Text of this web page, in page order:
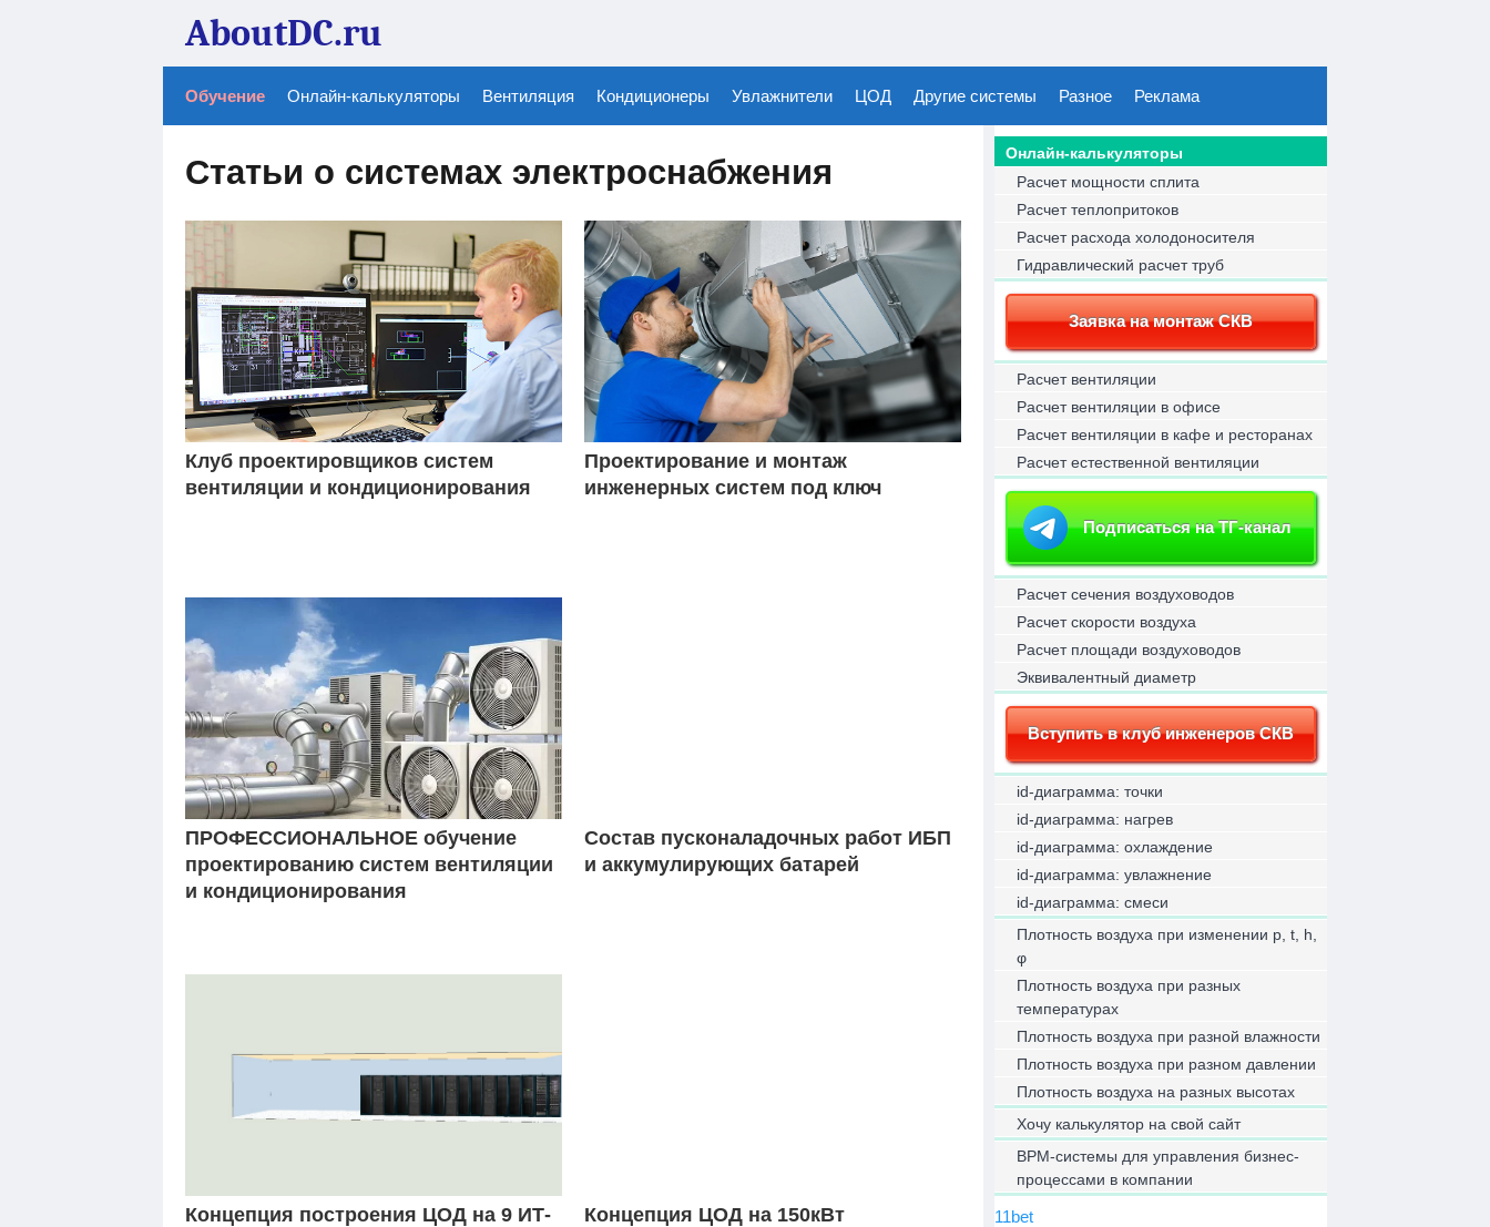
AboutDC.ru
Обучение Онлайн-калькуляторы Вентиляция Кондиционеры Увлажнители ЦОД Другие системы Разное Реклама
Статьи о системах электроснабжения
Клуб проектировщиков систем
вентиляции и кондиционирования
Проектирование и монтаж
инженерных систем под ключ
ПРОФЕССИОНАЛЬНОЕ обучение
проектированию систем вентиляции
и кондиционирования
Состав пусконаладочных работ ИБП
и аккумулирующих батарей
Концепция построения ЦОД на 9 ИТ-
Концепция ЦОД на 150кВт
Онлайн-калькуляторы
Расчет мощности сплита
Расчет теплопритоков
Расчет расхода холодоносителя
Гидравлический расчет труб
Заявка на монтаж СКВ
Расчет вентиляции
Расчет вентиляции в офисе
Расчет вентиляции в кафе и ресторанах
Расчет естественной вентиляции
Подписаться на ТГ-канал
Расчет сечения воздуховодов
Расчет скорости воздуха
Расчет площади воздуховодов
Эквивалентный диаметр
Вступить в клуб инженеров СКВ
id-диаграмма: точки
id-диаграмма: нагрев
id-диаграмма: охлаждение
id-диаграмма: увлажнение
id-диаграмма: смеси
Плотность воздуха при изменении p, t, h,
φ
Плотность воздуха при разных
температурах
Плотность воздуха при разной влажности
Плотность воздуха при разном давлении
Плотность воздуха на разных высотах
Хочу калькулятор на свой сайт
BPM-системы для управления бизнес-
процессами в компании
11bet